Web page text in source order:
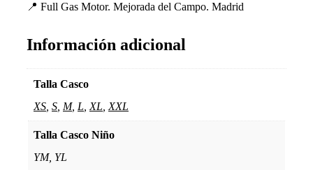
📍 Full Gas Motor. Mejorada del Campo. Madrid
Información adicional
Talla Casco
XS S M, L XL XXL
Talla Casco Niño
YM, YL